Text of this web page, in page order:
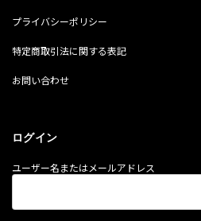
プライバシーポリシー
特定商取引法に関する表記
お問い合わせ
ログイン
ユーザー名またはメールアドレス